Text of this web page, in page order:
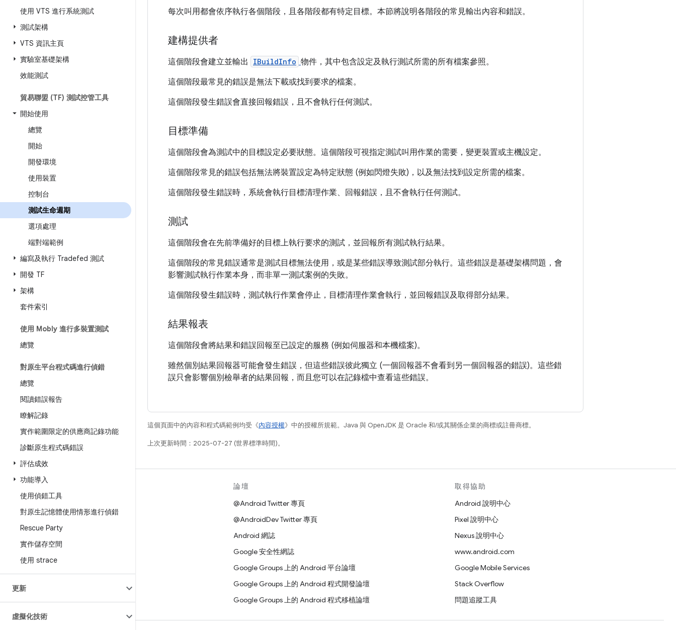
使用 VTS 進行系統測試
測試架構
VTS 資訊主頁
實驗室基礎架構
效能測試
貿易聯盟 (TF) 測試控管工具
開始使用
總覽
開始
開發環境
使用裝置
控制台
測試生命週期
選項處理
端對端範例
編寫及執行 Tradefed 測試
開發 TF
架構
套件索引
使用 Mobly 進行多裝置測試
總覽
對原生平台程式碼進行偵錯
總覽
閱讀錯誤報告
瞭解記錄
實作範圍限定的供應商記錄功能
診斷原生程式碼錯誤
評估成效
功能導入
使用偵錯工具
對原生記憶體使用情形進行偵錯
Rescue Party
實作儲存空間
使用 strace
更新
虛擬化技術
每次叫用都會依序執行各個階段，且各階段都有特定目標。本節將說明各階段的常見輸出內容和錯誤。
建構提供者
這個階段會建立並輸出 IBuildInfo 物件，其中包含設定及執行測試所需的所有檔案參照。
這個階段最常見的錯誤是無法下載或找到要求的檔案。
這個階段發生錯誤會直接回報錯誤，且不會執行任何測試。
目標準備
這個階段會為測試中的目標設定必要狀態。這個階段可視指定測試叫用作業的需要，變更裝置或主機設定。
這個階段常見的錯誤包括無法將裝置設定為特定狀態 (例如閃燈失敗)，以及無法找到設定所需的檔案。
這個階段發生錯誤時，系統會執行目標清理作業、回報錯誤，且不會執行任何測試。
測試
這個階段會在先前準備好的目標上執行要求的測試，並回報所有測試執行結果。
這個階段的常見錯誤通常是測試目標無法使用，或是某些錯誤導致測試部分執行。這些錯誤是基礎架構問題，會
影響測試執行作業本身，而非單一測試案例的失敗。
這個階段發生錯誤時，測試執行作業會停止，目標清理作業會執行，並回報錯誤及取得部分結果。
結果報表
這個階段會將結果和錯誤回報至已設定的服務 (例如伺服器和本機檔案)。
雖然個別結果回報器可能會發生錯誤，但這些錯誤彼此獨立 (一個回報器不會看到另一個回報器的錯誤)。這些錯
誤只會影響個別檢舉者的結果回報，而且您可以在記錄檔中查看這些錯誤。
這個頁面中的內容和程式碼範例均受《內容授權》中的授權所規範。Java 與 OpenJDK 是 Oracle 和/或其關係企業的商標或註冊商標。
上次更新時間：2025-07-27 (世界標準時間)。
版本
驅動程式二進位檔
GitHub
論壇
@Android Twitter 專頁
@AndroidDev Twitter 專頁
Android 網誌
Google 安全性網誌
Google Groups 上的 Android 平台論壇
Google Groups 上的 Android 程式開發論壇
Google Groups 上的 Android 程式移植論壇
取得協助
Android 說明中心
Pixel 說明中心
Nexus 說明中心
www.android.com
Google Mobile Services
Stack Overflow
問題追蹤工具